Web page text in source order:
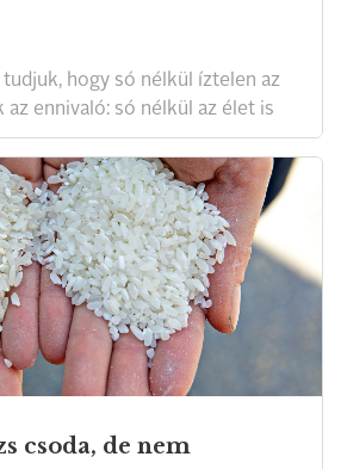
hogy só nélkül íztelen az
az ennivaló: só nélkül az élet is
csoda, de nem